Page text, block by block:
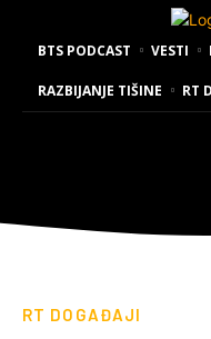
BTS PODCAST VESTI
RAZBIJANJE TIŠINE RT
RT DOGAĐAJI